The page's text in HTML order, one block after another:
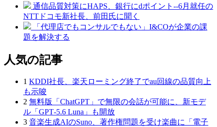
通信品質対策にHAPS、銀行にdポイント--6月就任の
NTTドコモ新社長、前田氏に聞く
「代理店でもコンサルでもない」I&COが企業の課
題を解決する
人気の記事
1 KDDI社長、楽天ローミング終了でau回線の品質向上
も示唆
2 無料版「ChatGPT」で無限の会話が可能に、新モデ
ル「GPT‑5.6 Luna」も開放
3 音楽生成AIのSuno、著作権問題を受け楽曲に「電子